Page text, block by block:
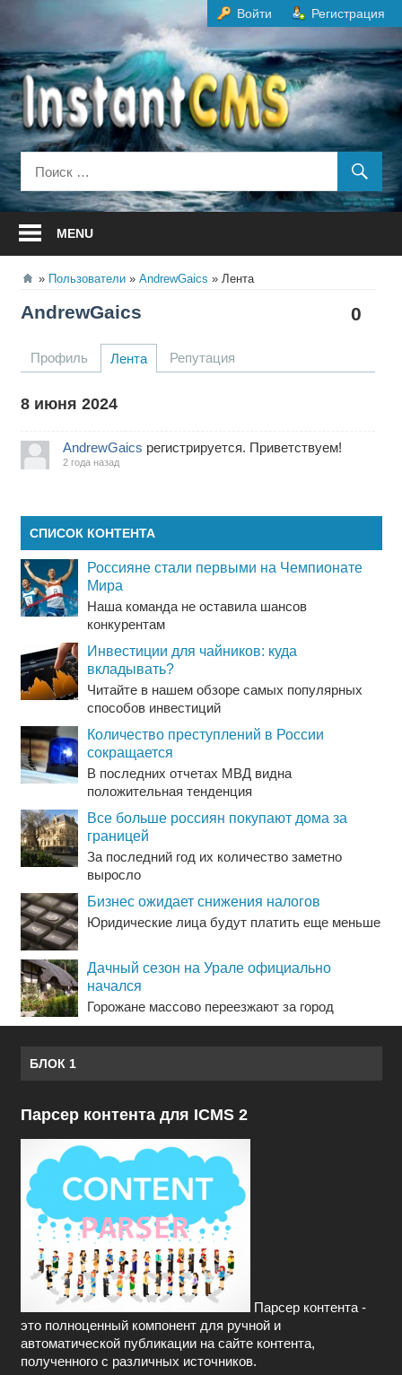
содержанию
Войти Регистрация
MENU
Пользователи AndrewGaics Лента
0
AndrewGaics
Профиль Лента Репутация
8 июня 2024
AndrewGaics регистрируется. Приветствуем!
2 года назад
СПИСОК КОНТЕНТА
Россияне стали первыми на Чемпионате
Мира
Наша команда не оставила шансов
конкурентам
Инвестиции для чайников: куда
вкладывать?
Читайте в нашем обзоре самых популярных
способов инвестиций
Количество преступлений в России
сокращается
В последних отчетах МВД видна
положительная тенденция
Все больше россиян покупают дома за
границей
За последний год их количество заметно
выросло
Бизнес ожидает снижения налогов
Юридические лица будут платить еще меньше
Дачный сезон на Урале официально
начался
Горожане массово переезжают за город
БЛОК 1
Парсер контента для ICMS 2
Парсер контента -
это полноценный компонент для ручной и
автоматической публикации на сайте контента,
полученного с различных источников.